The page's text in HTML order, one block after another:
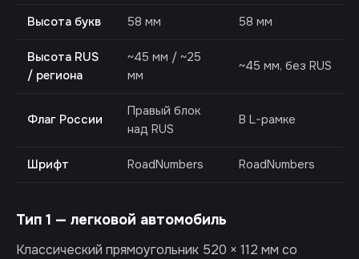
Высота букв 58 мм 58 мм
Высота RUS
/ региона
~45 мм / ~25
мм
~45 мм, без RUS
Флаг России
Правый блок
над RUS
В L-рамке
Шрифт RoadNumbers RoadNumbers
Тип 1 — легковой автомобиль
Классический прямоугольник 520 × 112 мм со